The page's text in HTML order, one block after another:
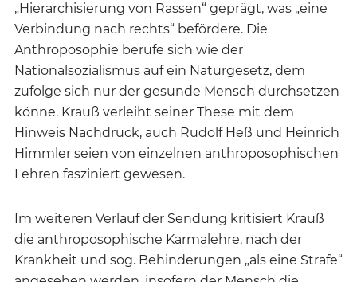
„Hierarchisierung von Rassen“ geprägt, was „eine
Verbindung nach rechts“ befördere. Die
Anthroposophie berufe sich wie der
Nationalsozialismus auf ein Naturgesetz, dem
zufolge sich nur der gesunde Mensch durchsetzen
könne. Krauß verleiht seiner These mit dem
Hinweis Nachdruck, auch Rudolf Heß und Heinrich
Himmler seien von einzelnen anthroposophischen
Lehren fasziniert gewesen.
Im weiteren Verlauf der Sendung kritisiert Krauß
die anthroposophische Karmalehre, nach der
Krankheit und sog. Behinderungen „als eine Strafe“